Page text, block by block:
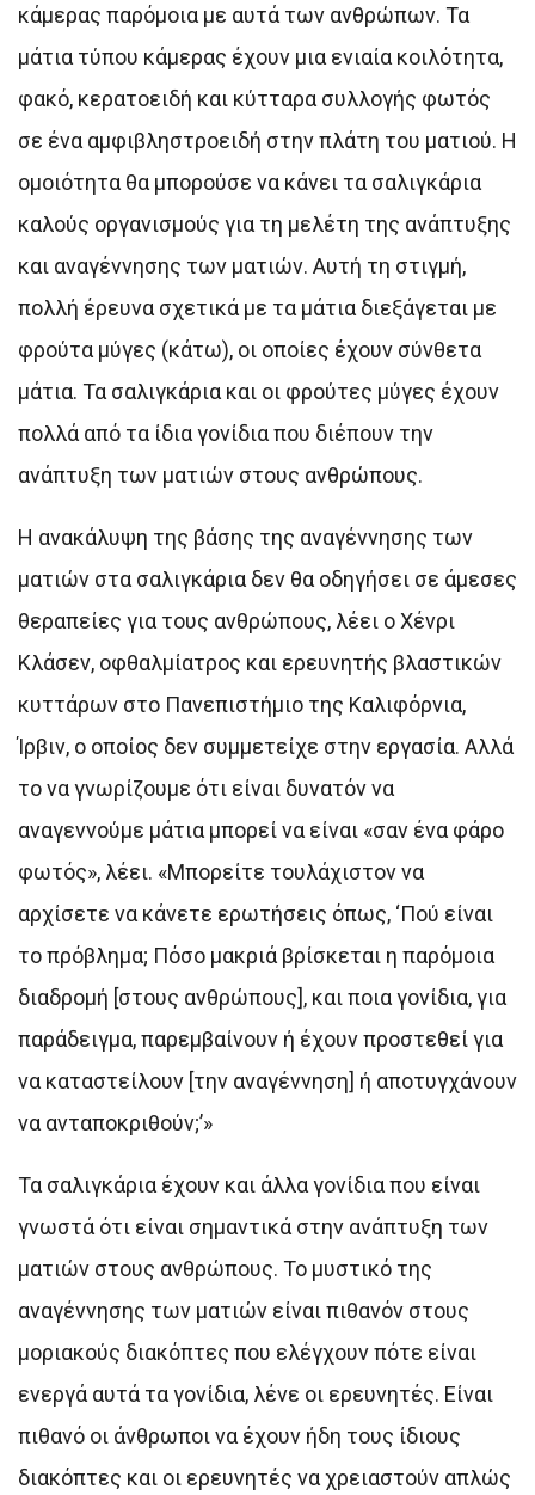
κάμερας παρόμοια με αυτά των ανθρώπων. Τα
μάτια τύπου κάμερας έχουν μια ενιαία κοιλότητα,
φακό, κερατοειδή και κύτταρα συλλογής φωτός
σε ένα αμφιβληστροειδή στην πλάτη του ματιού. Η
ομοιότητα θα μπορούσε να κάνει τα σαλιγκάρια
καλούς οργανισμούς για τη μελέτη της ανάπτυξης
και αναγέννησης των ματιών. Αυτή τη στιγμή,
πολλή έρευνα σχετικά με τα μάτια διεξάγεται με
φρούτα μύγες (κάτω), οι οποίες έχουν σύνθετα
μάτια. Τα σαλιγκάρια και οι φρούτες μύγες έχουν
πολλά από τα ίδια γονίδια που διέπουν την
ανάπτυξη των ματιών στους ανθρώπους.
Η ανακάλυψη της βάσης της αναγέννησης των
ματιών στα σαλιγκάρια δεν θα οδηγήσει σε άμεσες
θεραπείες για τους ανθρώπους, λέει ο Χένρι
Κλάσεν, οφθαλμίατρος και ερευνητής βλαστικών
κυττάρων στο Πανεπιστήμιο της Καλιφόρνια,
Ίρβιν, ο οποίος δεν συμμετείχε στην εργασία. Αλλά
το να γνωρίζουμε ότι είναι δυνατόν να
αναγεννούμε μάτια μπορεί να είναι «σαν ένα φάρο
φωτός», λέει. «Μπορείτε τουλάχιστον να
αρχίσετε να κάνετε ερωτήσεις όπως, ‘Πού είναι
το πρόβλημα; Πόσο μακριά βρίσκεται η παρόμοια
διαδρομή [στους ανθρώπους], και ποια γονίδια, για
παράδειγμα, παρεμβαίνουν ή έχουν προστεθεί για
να καταστείλουν [την αναγέννηση] ή αποτυγχάνουν
να ανταποκριθούν;’»
Τα σαλιγκάρια έχουν και άλλα γονίδια που είναι
γνωστά ότι είναι σημαντικά στην ανάπτυξη των
ματιών στους ανθρώπους. Το μυστικό της
αναγέννησης των ματιών είναι πιθανόν στους
μοριακούς διακόπτες που ελέγχουν πότε είναι
ενεργά αυτά τα γονίδια, λένε οι ερευνητές. Είναι
πιθανό οι άνθρωποι να έχουν ήδη τους ίδιους
διακόπτες και οι ερευνητές να χρειαστούν απλώς